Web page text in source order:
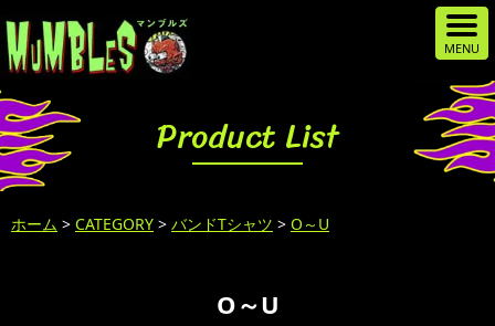
Product List
ホーム > CATEGORY > バンドTシャツ > O～U
O～U